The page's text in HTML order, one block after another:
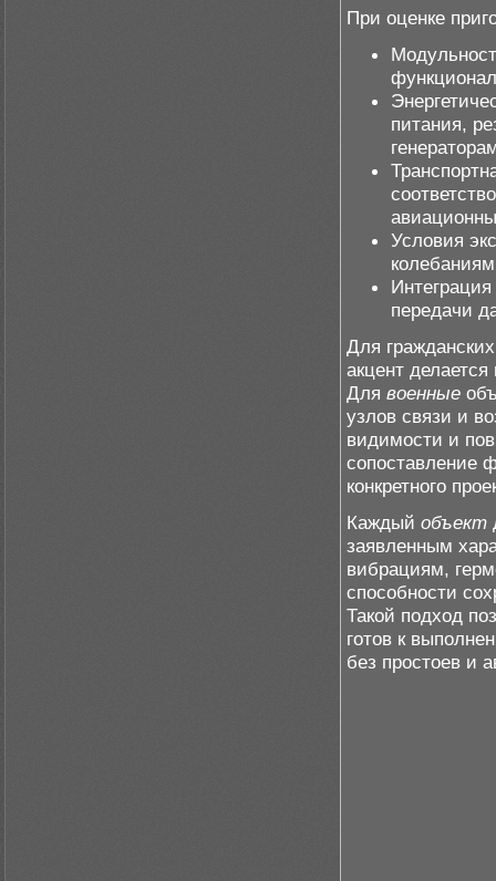
При оценке
питания,
Условия
передачи
Для
акцент
Для военные
узлов связи и
видимости и
сопоставление
конкретного
Каждый объект
заявленным
вибрациям,
способности
Такой подход
готов к
без простоев и